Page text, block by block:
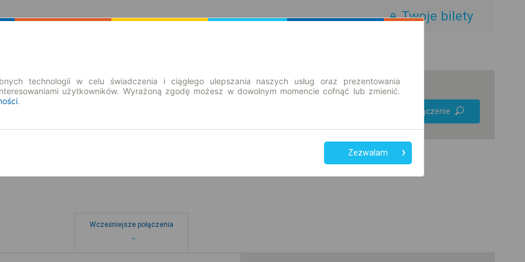
Twoje bilety
Znajdź połączenie
Wcześniejsze połączenia
technologii w celu świadczenia i ciągłego ulepszania naszych usług oraz prezentowania
użytkowników. Wyrażoną zgodę możesz w dowolnym momencie cofnąć lub zmienić.
.
Zezwalam